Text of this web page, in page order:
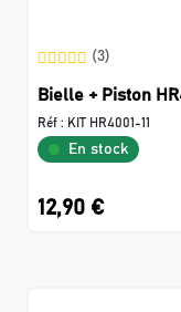
(3)
Bielle + Piston
Réf : KIT HR4001-11
En stock
12,90 €